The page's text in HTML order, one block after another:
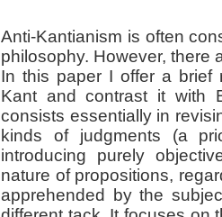
Anti-Kantianism is often
philosophy. However, there
In this paper I offer a brief
Kant and contrast it with
consists essentially in
kinds of judgments (a
introducing purely
nature of propositions,
apprehended by the